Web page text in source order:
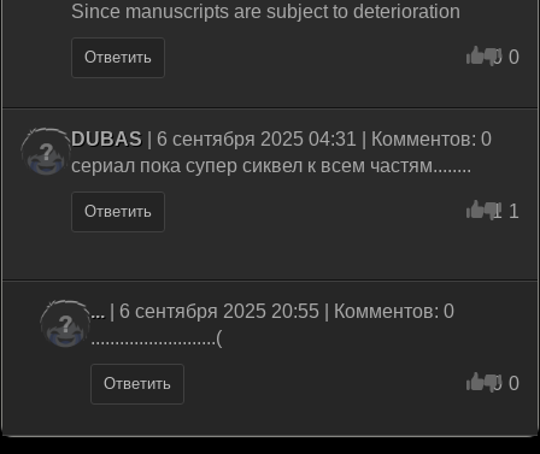
Since manuscripts are subject to deterioration
Ответить 0 0
DUBAS | 6 сентября 2025 04:31 | Комментов: 0
сериал пока супер сиквел к всем частям........
Ответить 1 1
... | 6 сентября 2025 20:55 | Комментов: 0
..........................(
Ответить 0 0